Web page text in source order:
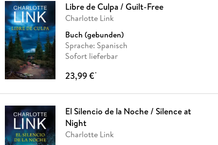
Libre de Culpa / Guilt-Free
Charlotte Link
Buch (gebunden)
Sprache: Spanisch
Sofort lieferbar
23,99 €*
El Silencio de la Noche / Silence at
Night
Charlotte Link